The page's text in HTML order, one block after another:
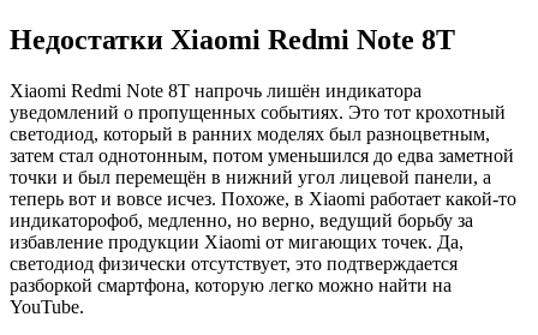
Недостатки Xiaomi Redmi Note 8T
Xiaomi Redmi Note 8T напрочь лишён индикатора
уведомлений о пропущенных событиях. Это тот крохотный
светодиод, который в ранних моделях был разноцветным,
затем стал однотонным, потом уменьшился до едва заметной
точки и был перемещён в нижний угол лицевой панели, а
теперь вот и вовсе исчез. Похоже, в Xiaomi работает какой-то
индикаторофоб, медленно, но верно, ведущий борьбу за
избавление продукции Xiaomi от мигающих точек. Да,
светодиод физически отсутствует, это подтверждается
разборкой смартфона, которую легко можно найти на
YouTube.